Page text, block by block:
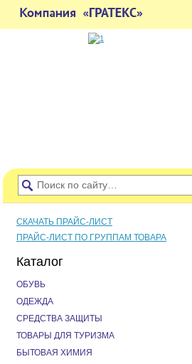
СКАЧАТЬ ПРАЙС-ЛИСТ
ПРАЙС-ЛИСТ ПО ГРУППАМ ТОВАРА
Каталог
ОБУВЬ
ОДЕЖДА
СРЕДСТВА ЗАЩИТЫ
ТОВАРЫ ДЛЯ ТУРИЗМА
БЫТОВАЯ ХИМИЯ